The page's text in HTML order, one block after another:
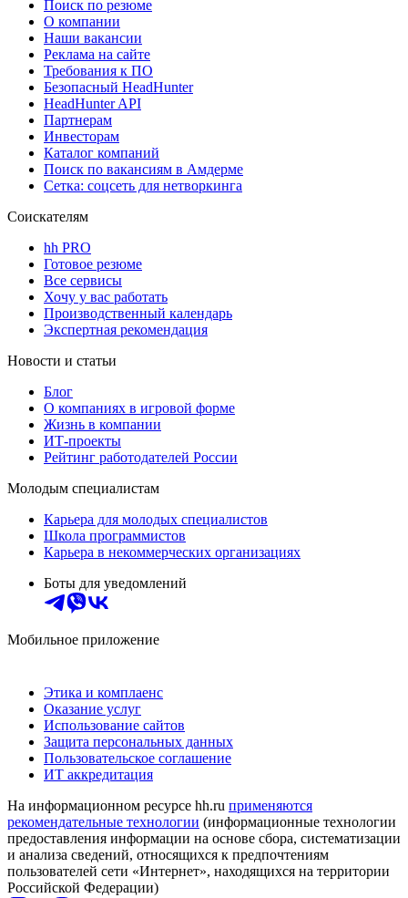
Поиск по резюме
О компании
Наши вакансии
Реклама на сайте
Требования к ПО
Безопасный HeadHunter
HeadHunter API
Партнерам
Инвесторам
Каталог компаний
Поиск по вакансиям в Амдерме
Сетка: соцсеть для нетворкинга
Соискателям
hh PRO
Готовое резюме
Все сервисы
Хочу у вас работать
Производственный календарь
Экспертная рекомендация
Новости и статьи
Блог
О компаниях в игровой форме
Жизнь в компании
ИТ-проекты
Рейтинг работодателей России
Молодым специалистам
Карьера для молодых специалистов
Школа программистов
Карьера в некоммерческих организациях
Боты для уведомлений
Мобильное приложение
Этика и комплаенс
Оказание услуг
Использование сайтов
Защита персональных данных
Пользовательское соглашение
ИТ аккредитация
На информационном ресурсе hh.ru применяются
рекомендательные технологии (информационные технологии
предоставления информации на основе сбора, систематизации
и анализа сведений, относящихся к предпочтениям
пользователей сети «Интернет», находящихся на территории
Российской Федерации)